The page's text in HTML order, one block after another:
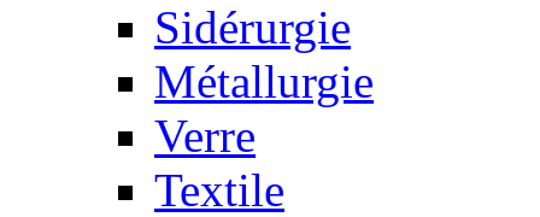
Sidérurgie
Métallurgie
Verre
Textile